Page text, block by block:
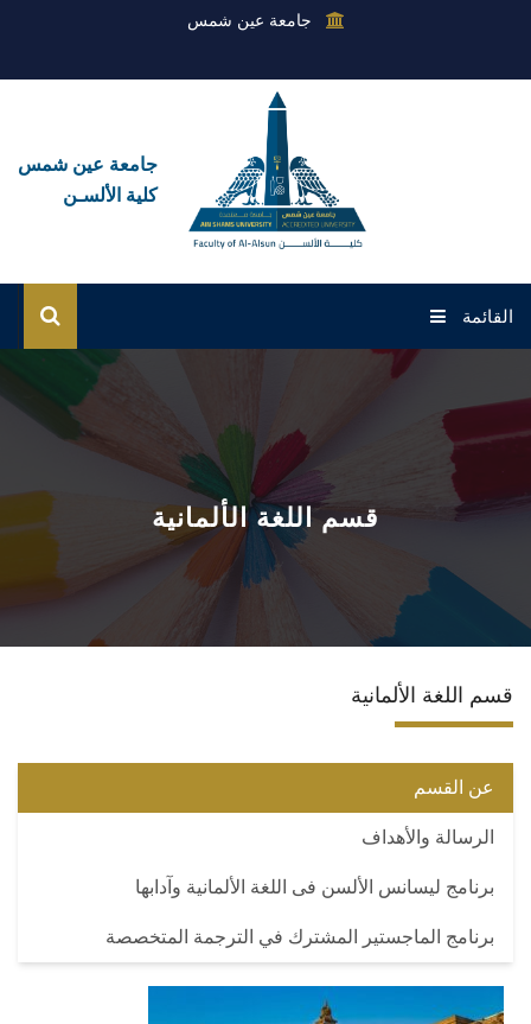
جامعة عين شمس
جامعة عين شمس
كلية الألسـن
القائمة
عن الكلية
القطاعات
الأقسام
برامج الساعات المعتمدة
قسم اللغة الألمانية
قسم اللغة الألمانية
عن القسم
الرسالة والأهداف
برنامج ليسانس الألسن فى اللغة الألمانية وآدابها
برنامج الماجستير المشترك في الترجمة المتخصصة